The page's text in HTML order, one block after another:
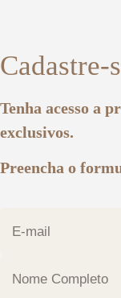
Cadastre-
Tenha acesso a
exclusivos.
Preencha o